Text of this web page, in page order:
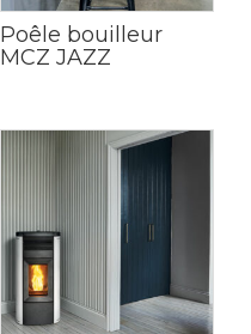
Poêle bouilleur
MCZ JAZZ